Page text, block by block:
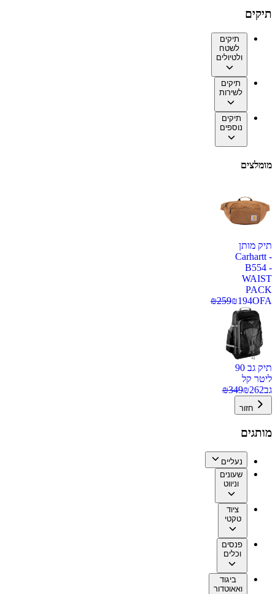
תיקים
תיקים
לשטח
ולטיולים
תיקים
לשירות
תיקים
נוספים
מומלצים
תיק מותן
Carhartt -
B554 -
WAIST
PACK
OFA
₪194
₪259
תיק גב 90
ליטר קל
גב
₪262
₪349
חזור
מותגים
נעליים
שעונים
וניווט
ציוד
טקטי
פנסים
וכלים
ביגוד
ואאוטדור